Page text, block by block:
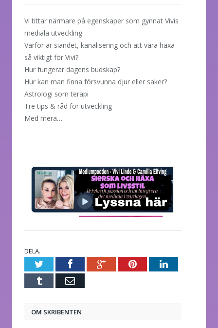
Vi tittar närmare på egenskaper som gynnat Vivis
mediala utveckling
Varför är siandet, kanalisering och att vara häxa
så viktigt för Vivi?
Hur fungerar dagens budskap?
Hur kan man finna försvunna djur eller saker?
Astrologi som terapi
Tre tips & råd för utveckling
Med mera…
DELA.
TwitterFacebookGoogle+PinterestLinkedIn
Tumblr E-
OM SKRIBENTEN